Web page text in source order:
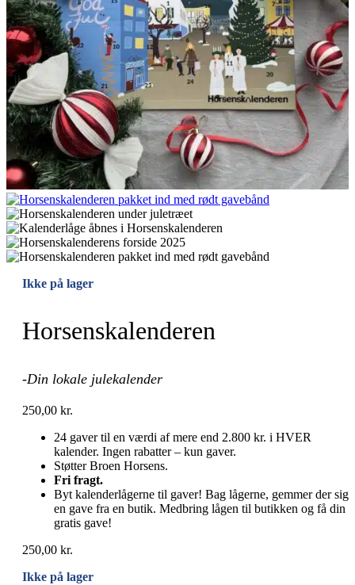
Ikke på lager
Horsenskalenderen
-Din lokale julekalender
250,00 kr.
24 gaver til en værdi af mere end 2.800 kr. i HVER
kalender. Ingen rabatter – kun gaver.
Støtter Broen Horsens.
Fri fragt.
Byt kalenderlågerne til gaver! Bag lågerne, gemmer der sig
en gave fra en butik. Medbring lågen til butikken og få din
gratis gave!
250,00 kr.
Ikke på lager